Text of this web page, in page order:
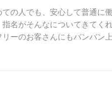
の人でも、安心して普通に働
名がそんなについてきてく
ーのお客さんにもバンバン